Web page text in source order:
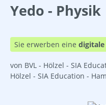
Yedo - Physik
Sie erwerben eine digitale
von BVL - Hölzel - SIA
Hölzel - SIA Education -